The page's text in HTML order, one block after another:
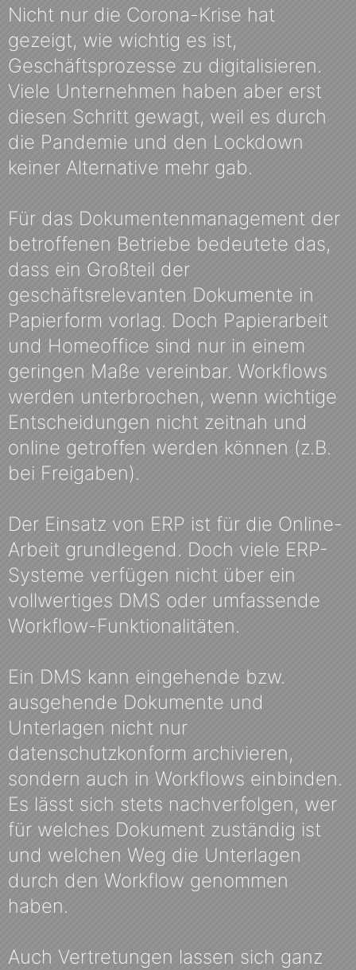
Nicht nur die Corona-Krise hat
gezeigt, wie wichtig es ist,
Geschäftsprozesse zu digitalisieren.
Viele Unternehmen haben aber erst
diesen Schritt gewagt, weil es durch
die Pandemie und den Lockdown
keiner Alternative mehr gab.
Für das Dokumentenmanagement der
betroffenen Betriebe bedeutete das,
dass ein Großteil der
geschäftsrelevanten Dokumente in
Papierform vorlag. Doch Papierarbeit
und Homeoffice sind nur in einem
geringen Maße vereinbar. Workflows
werden unterbrochen, wenn wichtige
Entscheidungen nicht zeitnah und
online getroffen werden können (z.B.
bei Freigaben).
Der Einsatz von ERP ist für die Online-
Arbeit grundlegend. Doch viele ERP-
Systeme verfügen nicht über ein
vollwertiges DMS oder umfassende
Workflow-Funktionalitäten.
Ein DMS kann eingehende bzw.
ausgehende Dokumente und
Unterlagen nicht nur
datenschutzkonform archivieren,
sondern auch in Workflows einbinden.
Es lässt sich stets nachverfolgen, wer
für welches Dokument zuständig ist
und welchen Weg die Unterlagen
durch den Workflow genommen
haben.
Auch Vertretungen lassen sich ganz